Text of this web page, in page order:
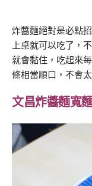
炸醬麵絕對是必點
上桌就可以吃了，
就會黏住，吃起來
條相當順口，不會
文昌炸醬麵寬